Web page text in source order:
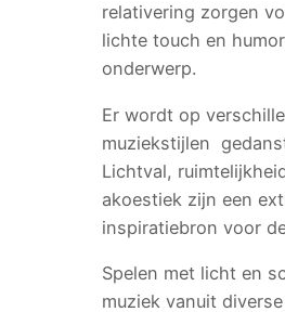
relativering zorgen
lichte touch en
onderwerp.
Er wordt op
muziekstijlen
Lichtval,
akoestiek zijn een
inspiratiebron voor
Spelen met licht en
muziek vanuit